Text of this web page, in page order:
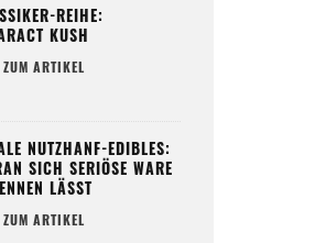
REIHE:
KUSH
ZUM ARTIKEL
NUTZHANF-EDIBLES:
SICH SERIÖSE WARE
LÄSST
ZUM ARTIKEL